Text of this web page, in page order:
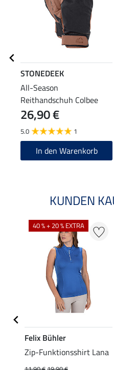
STONEDEEK
All-Season
Reithandschuh Colbee
26,90 €
5.0 1
In den Warenkorb
KUNDEN
40 % + 20 % EXTRA
Felix Bühler
Zip-Funktionsshirt Lana